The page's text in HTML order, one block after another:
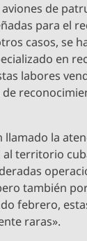
de
para el
casos, se
en
labores
llamado la
territorio
también
febrero,
raras».